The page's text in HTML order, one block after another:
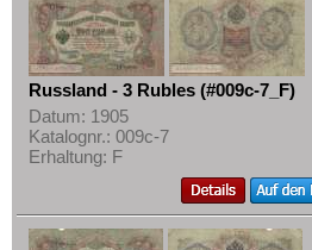
Russland - 3 Rubles (#009c-7_F)
Datum: 1905
Katalognr.: 009c-7
Erhaltung: F